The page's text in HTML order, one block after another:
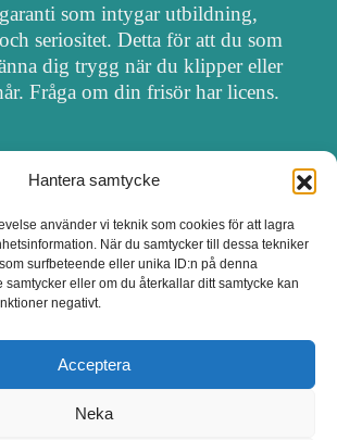
Hantera samtycke
använder vi teknik som cookies för att lagra
När du samtycker till dessa tekniker
surfbeteende eller unika ID:n på denna
samtycker eller om du återkallar ditt samtycke kan
negativt.
Acceptera
Neka
som intygar utbildning,
seriositet. Detta för att du som
dig trygg när du klipper eller
Fråga om din frisör har licens.
OM FRISÖRSÖK
UPPDATERA SALONG